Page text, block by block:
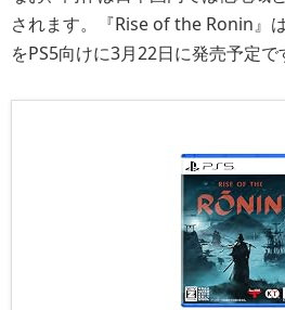
されます。『Rise of the Ronin』
をPS5向けに3月22日に発売予定で